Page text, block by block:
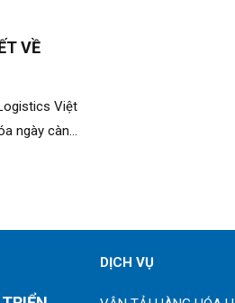
VỀ
Việt
ngày càng
DỊCH VỤ